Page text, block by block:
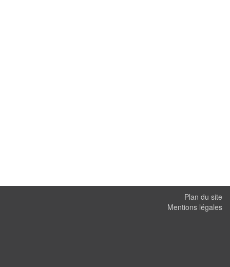
Plan du site
Mentions légales